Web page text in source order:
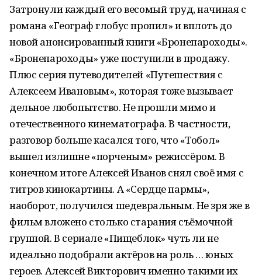
Затронули каждый его весомый труд, начиная с
романа «Географ глобус пропил» и вплоть до
новой анонсированный книги «Бронепароходы».
«Бронепароходы» уже поступили в продажу.
Плюс серия путеводителей «Путешествия с
Алексеем Ивановым», которая тоже вызывает
дельное любопытство. Не прошли мимо и
отечественного кинематографа. В частности,
разговор больше касался того, что «Тобол»
вышел излишне «порченым» режиссёром. В
конечном итоге Алексей Иванов снял своё имя с
титров кинокартины. А «Сердце пармы»,
наоборот, получился шедевральным. Не зря же в
фильм вложено столько старания съёмочной
группой. В сериале «Пищеблок» чуть ли не
идеально подобрали актёров на роль … юных
героев. Алексей Викторович именно такими их